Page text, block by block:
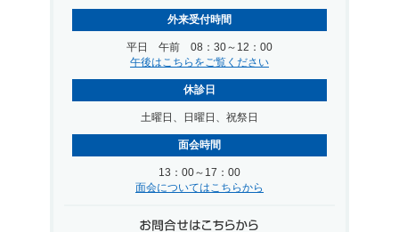
外来受付時間
平日 午前 08：30～12：00
午後はこちらをご覧ください
休診日
土曜日、日曜日、祝祭日
面会時間
13：00～17：00
面会についてはこちらから